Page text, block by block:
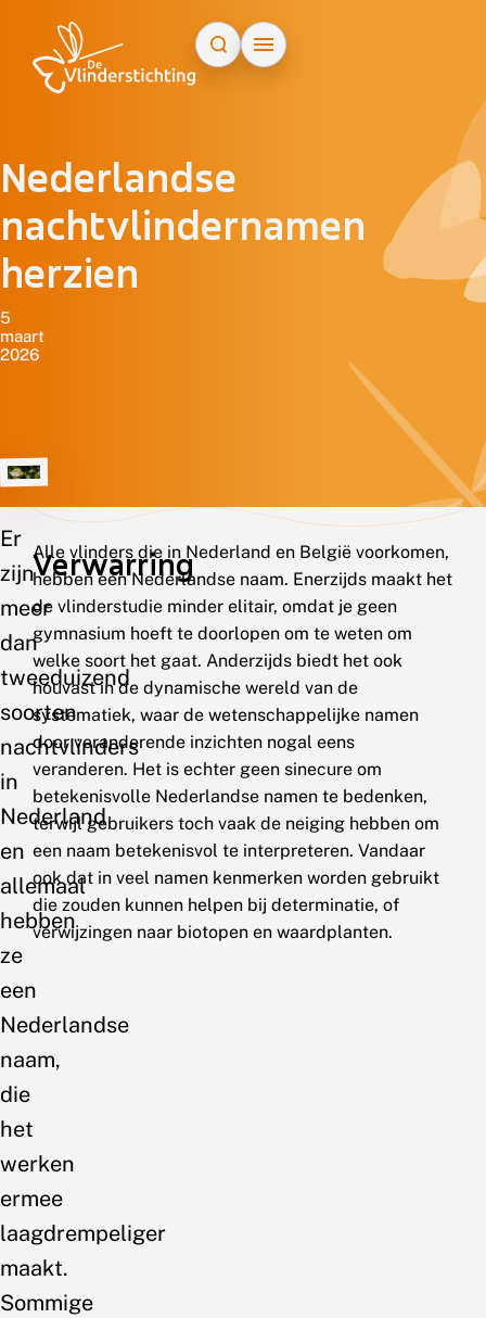
Nederlandse
nachtvlindernamen
herzien
5
maart
2026
Er
zijn
meer
dan
tweeduizend
soorten
nachtvlinders
in
Nederland
en
allemaal
hebben
ze
een
Nederlandse
naam,
die
het
werken
ermee
laagdrempeliger
maakt.
Sommige
Verwarring
Alle vlinders die in Nederland en België voorkomen,
hebben een Nederlandse naam. Enerzijds maakt het
de vlinderstudie minder elitair, omdat je geen
gymnasium hoeft te doorlopen om te weten om
welke soort het gaat. Anderzijds biedt het ook
houvast in de dynamische wereld van de
systematiek, waar de wetenschappelijke namen
door veranderende inzichten nogal eens
veranderen. Het is echter geen sinecure om
betekenisvolle Nederlandse namen te bedenken,
terwijl gebruikers toch vaak de neiging hebben om
een naam betekenisvol te interpreteren. Vandaar
ook dat in veel namen kenmerken worden gebruikt
die zouden kunnen helpen bij determinatie, of
verwijzingen naar biotopen en waardplanten.